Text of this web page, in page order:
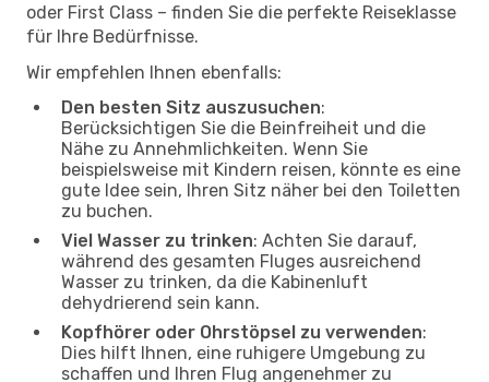
oder First Class – finden Sie die perfekte Reiseklasse
für Ihre Bedürfnisse.
Wir empfehlen Ihnen ebenfalls:
Den besten Sitz auszusuchen:
Berücksichtigen Sie die Beinfreiheit und die
Nähe zu Annehmlichkeiten. Wenn Sie
beispielsweise mit Kindern reisen, könnte es eine
gute Idee sein, Ihren Sitz näher bei den Toiletten
zu buchen.
Viel Wasser zu trinken: Achten Sie darauf,
während des gesamten Fluges ausreichend
Wasser zu trinken, da die Kabinenluft
dehydrierend sein kann.
Kopfhörer oder Ohrstöpsel zu verwenden:
Dies hilft Ihnen, eine ruhigere Umgebung zu
schaffen und Ihren Flug angenehmer zu